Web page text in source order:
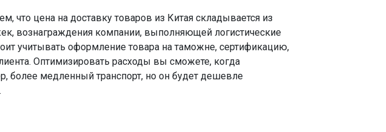
что цена на доставку товаров из Китая складывается из
вознаграждения компании, выполняющей логистические
учитывать оформление товара на таможне, сертификацию,
Оптимизировать расходы вы сможете, когда
более медленный транспорт, но он будет дешевле